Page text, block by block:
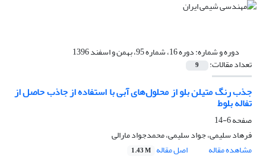
دوره و شماره:دوره 16، شماره 95، بهمن و اسفند 1396
تعداد مقالات: 9
جذب رنگ متیلن بلو از محلول‌های آبی با استفاده از جاذب حاصل از
تفاله بلوط
صفحه6-14
فرهاد سلیمی، جواد سلیمی، محمدجواد مارالی
مشاهده مقاله
اصل مقاله 1.43 M